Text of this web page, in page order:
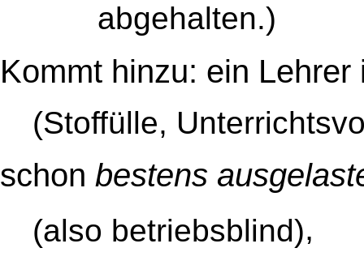
abgehalten.)
Kommt hinzu: ein
(Stoffülle,
schon bestens
(also betriebsblind),